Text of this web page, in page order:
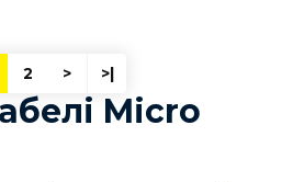
2 > >|
Micro